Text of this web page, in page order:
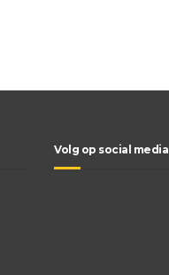
Volg op social media